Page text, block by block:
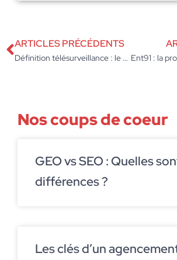
ARTICLES PRÉCÉDENTS
Définition télésurveillance : le système est-il vraiment indispensable pour votre entreprise ?
Nos coups de coeur
GEO vs SEO : Quelles
différences ?
Les clés d’un